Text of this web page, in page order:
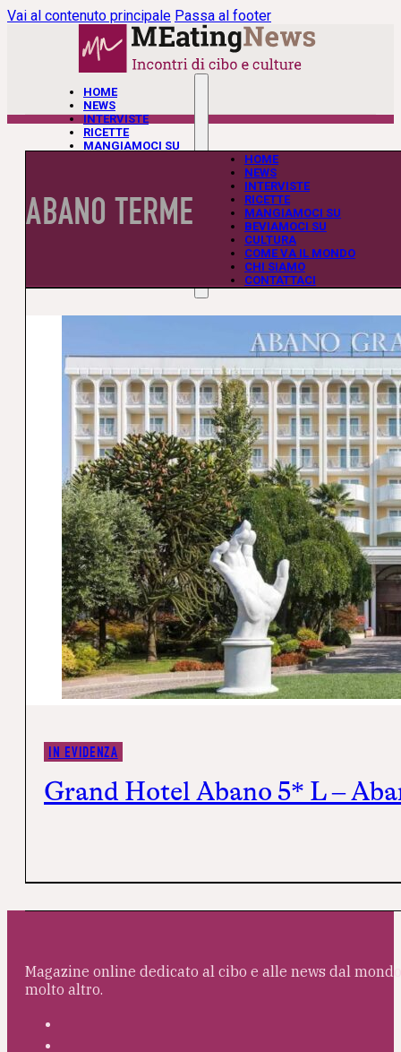
Vai al contenuto principale Passa al footer
HOME
NEWS
INTERVISTE
RICETTE
MANGIAMOCI SU
CHI SIAMO
CONTATTACI
HOME
NEWS
INTERVISTE
RICETTE
MANGIAMOCI SU
BEVIAMOCI SU
CULTURA
COME VA IL MONDO
CHI SIAMO
CONTATTACI
ABANO TERME
IN EVIDENZA
Grand Hotel Abano 5* L –
Magazine online dedicato al cibo e alle news dal
molto altro.